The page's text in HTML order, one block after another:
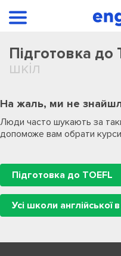
Підготовка до
шкіл
На жаль, ми не
Люди часто шукають за
допоможе вам обрати курси
Підготовка до TOEFL
Усі школи англійської